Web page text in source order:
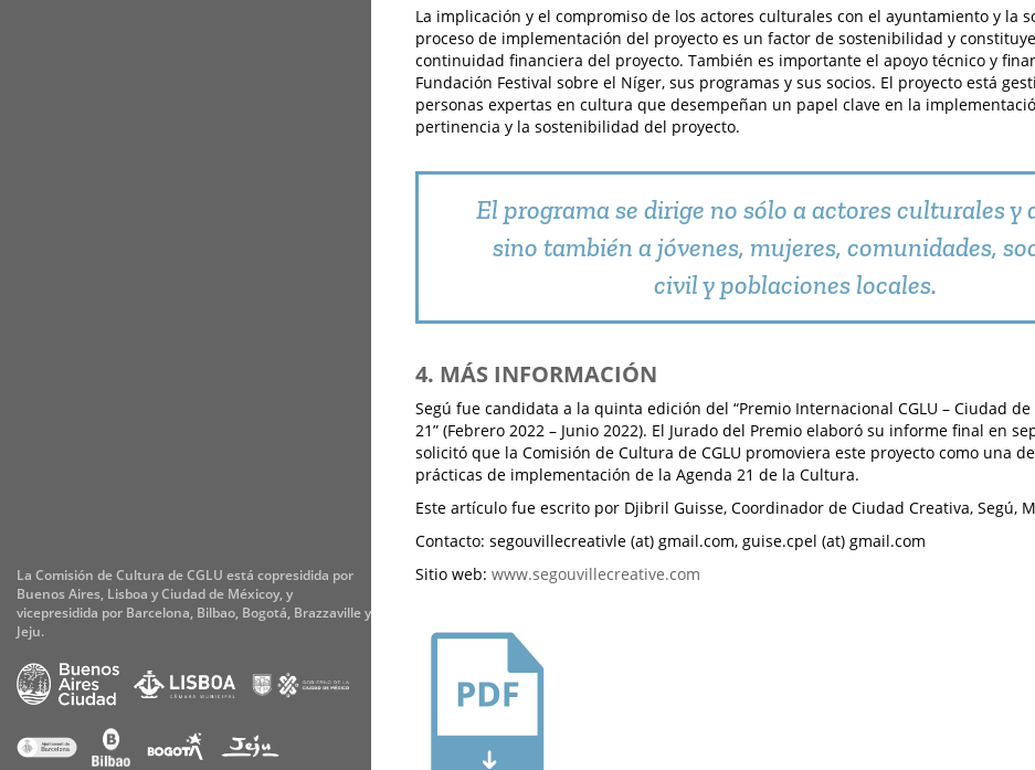
La Comisión de Cultura de CGLU está copresidida por
Buenos Aires, Lisboa y Ciudad de Méxicoy, y
vicepresidida por Barcelona, Bilbao, Bogotá, Brazzaville y
Jeju.
La implicación y el compromiso de los actores culturales con el ayuntamiento y la
proceso de implementación del proyecto es un factor de sostenibilidad y
continuidad financiera del proyecto. También es importante el apoyo técnico y
Fundación Festival sobre el Níger, sus programas y sus socios. El proyecto está
personas expertas en cultura que desempeñan un papel clave en la
pertinencia y la sostenibilidad del proyecto.
El programa se dirige no sólo a actores culturales y
sino también a jóvenes, mujeres, comunidades,
civil y poblaciones locales.
4. MÁS INFORMACIÓN
Segú fue candidata a la quinta edición del “Premio Internacional CGLU – Ciudad
21” (Febrero 2022 – Junio 2022). El Jurado del Premio elaboró su informe final en
solicitó que la Comisión de Cultura de CGLU promoviera este proyecto como una
prácticas de implementación de la Agenda 21 de la Cultura.
Este artículo fue escrito por Djibril Guisse, Coordinador de Ciudad Creativa, Segú,
Contacto: segouvillecreativle (at) gmail.com, guise.cpel (at) gmail.com
Sitio web: www.segouvillecreative.com